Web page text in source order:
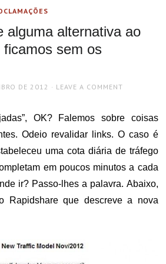
alguma alternativa ao
ficamos sem os
DE 2012 LEAVE A COMMENT
OK? Falemos sobre coisas
Odeio revalidar links. O caso é
uma cota diária de tráfego
em poucos minutos a cada
ir? Passo-lhes a palavra. Abaixo,
Rapidshare que descreve a nova